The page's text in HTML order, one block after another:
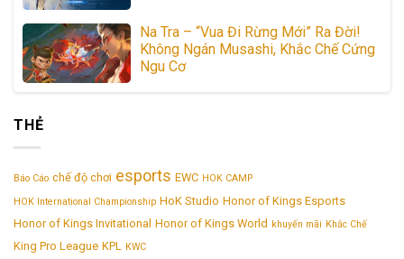
Na Tra – “Vua Đi Rừng Mới” Ra Đời!
Không Ngán Musashi, Khắc Chế Cứng
Ngu Cơ
THẺ
Báo Cáo chế độ chơi esports EWC HOK CAMP
HOK International Championship HoK Studio Honor of Kings Esports
Honor of Kings Invitational Honor of Kings World khuyến mãi Khắc Chế
King Pro League KPL KWC